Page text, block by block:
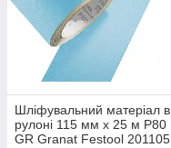
Шліфувальний матеріал в
рулоні 115 мм x 25 м P80
GR Granat Festool 201105